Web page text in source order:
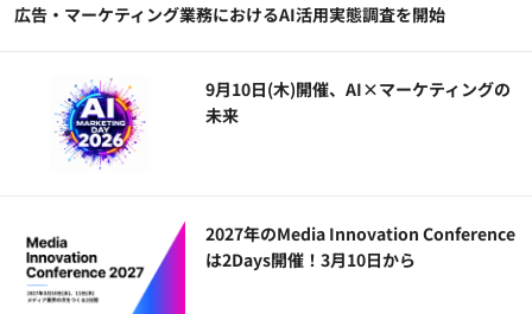
広告・マーケティング業務におけるAI活用実態調査を開始
9月10日(木)開催、AI×マーケティングの
未来
2027年のMedia Innovation Conference
は2Days開催！3月10日から